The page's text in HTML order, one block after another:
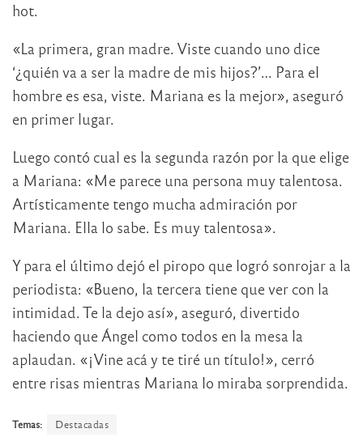
hot.
«La primera, gran madre. Viste cuando uno dice
‘¿quién va a ser la madre de mis hijos?’… Para el
hombre es esa, viste. Mariana es la mejor», aseguró
en primer lugar.
Luego contó cual es la segunda razón por la que elige
a Mariana: «Me parece una persona muy talentosa.
Artísticamente tengo mucha admiración por
Mariana. Ella lo sabe. Es muy talentosa».
Y para el último dejó el piropo que logró sonrojar a la
periodista: «Bueno, la tercera tiene que ver con la
intimidad. Te la dejo así», aseguró, divertido
haciendo que Ángel como todos en la mesa la
aplaudan. «¡Vine acá y te tiré un título!», cerró
entre risas mientras Mariana lo miraba sorprendida.
Temas: Destacadas